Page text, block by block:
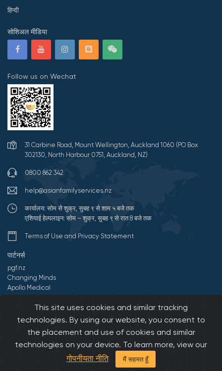
हिन्दी
सोशिअल मीडिया
Follow us on Wechat
31 Carbine Road, Mount Wellington, Auckland 1060 (PO Box
302130, North Harbour 0751, Auckland, NZ)
0800 862 342
help@asianfamilyservices.nz
कार्यालय: सोम से शुक्र, सुबह ९ से शाम ५ बजे तक
एशियाई हेल्पलाइन: सोम – शुक्र, सुबह ९ से रात 8 बजे तक
Terms of Use and Privacy Statement
पार्टनर्स
pgf.nz
Changing Minds
Apollo Medical
Comprehesivecare
Aoake te Ra
E Tipu E Rea
©2026 All Rights Reserved by एशियन फॅमिली सर्विसिस.
Onedash.biz
This site uses cookies and similar tracking
technologies. By using our website, you consent to
the placement and use of cookies and similar
technologies on your device. To learn more, view our
गोपनीयता नीति
मैं सहमत हूँ